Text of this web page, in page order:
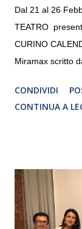
Dal 21 al 26
TEATRO
CURINO
Miramax scritto
CRISTINA
CONDIVIDI
CONTINUA A